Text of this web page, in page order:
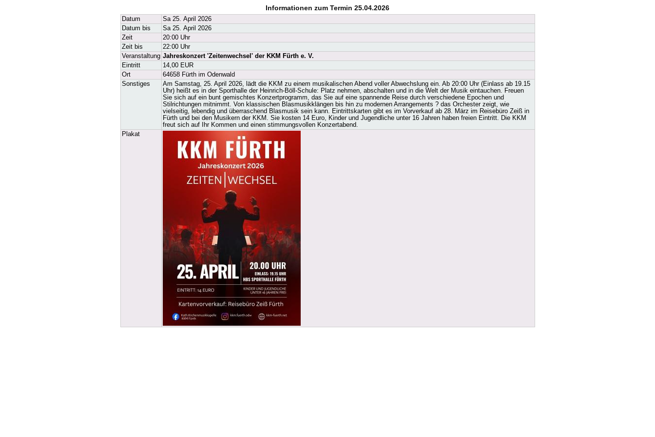
Informationen zum Termin 25.04.2026
Datum
Sa 25. April 2026
Datum bis
Sa 25. April 2026
Zeit
20:00 Uhr
Zeit bis
22:00 Uhr
Veranstaltung Jahreskonzert 'Zeitenwechsel' der KKM Fürth e. V.
Eintritt
14,00 EUR
Ort
64658 Fürth im Odenwald
Sonstiges
Am Samstag, 25. April 2026, lädt die KKM zu einem musikalischen Abend voller Abwechslung ein. Ab 20:00 Uhr (Einlass ab 19.15
Uhr) heißt es in der Sporthalle der Heinrich-Böll-Schule: Platz nehmen, abschalten und in die Welt der Musik eintauchen. Freuen
Sie sich auf ein bunt gemischtes Konzertprogramm, das Sie auf eine spannende Reise durch verschiedene Epochen und
Stilrichtungen mitnimmt. Von klassischen Blasmusikklängen bis hin zu modernen Arrangements ? das Orchester zeigt, wie
vielseitig, lebendig und überraschend Blasmusik sein kann. Eintrittskarten gibt es im Vorverkauf ab 28. März im Reisebüro Zeiß in
Fürth und bei den Musikern der KKM. Sie kosten 14 Euro, Kinder und Jugendliche unter 16 Jahren haben freien Eintritt. Die KKM
freut sich auf Ihr Kommen und einen stimmungsvollen Konzertabend.
Plakat